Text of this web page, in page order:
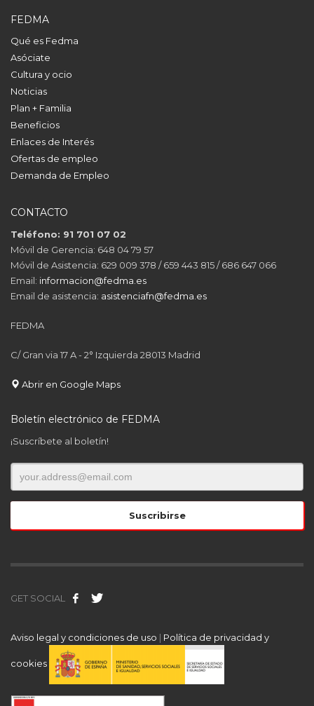
FEDMA
Qué es Fedma
Asóciate
Cultura y ocio
Noticias
Plan + Familia
Beneficios
Enlaces de Interés
Ofertas de empleo
Demanda de Empleo
CONTACTO
Teléfono: 91 701 07 02
Móvil de Gerencia: 648 04 79 57
Móvil de Asistencia: 629 009 378 / 659 443 815 / 686 647 066
Email: informacion@fedma.es
Email de asistencia: asistenciafn@fedma.es
FEDMA
C/ Gran via 17 A - 2° Izquierda 28013 Madrid
Abrir en Google Maps
Boletín electrónico de FEDMA
¡Suscríbete al boletín!
GET SOCIAL
Aviso legal y condiciones de uso | Política de privacidad y
cookies